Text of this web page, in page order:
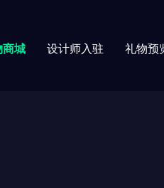
城 设计师入驻 礼物预